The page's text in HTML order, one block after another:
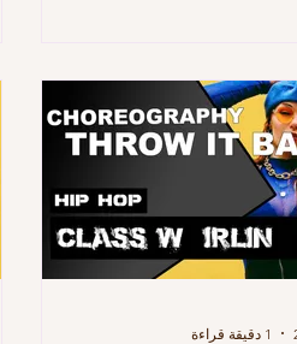
1 دقيقة قراءة